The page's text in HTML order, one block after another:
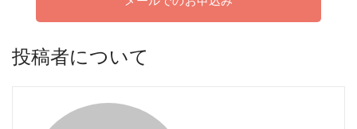
投稿者について